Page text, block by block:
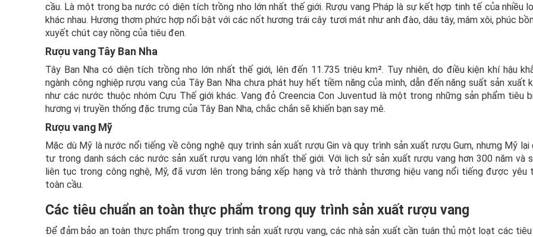
cầu. Là một trong ba nước có diện tích trồng nho lớn nhất thế giới. Rượu vang Pháp là sự kết hợp tinh tế của nhiều
khác nhau. Hương thơm phức hợp nổi bật với các nốt hương trái cây tươi mát như anh đào, dâu tây, mâm xôi, phúc
xuyết chút cay nồng của tiêu đen.
Rượu vang Tây Ban Nha
Tây Ban Nha có diện tích trồng nho lớn nhất thế giới, lên đến 11.735 triệu km². Tuy nhiên, do điều kiện khí hậu
ngành công nghiệp rượu vang của Tây Ban Nha chưa phát huy hết tiềm năng của mình, dẫn đến năng suất sản xuất
như các nước thuộc nhóm Cựu Thế giới khác. Vang đỏ Creencia Con Juventud là một trong những sản phẩm tiêu
hương vị truyền thống đặc trưng của Tây Ban Nha, chắc chắn sẽ khiến bạn say mê.
Rượu vang Mỹ
Mặc dù Mỹ là nước nổi tiếng về công nghệ quy trình sản xuất rượu Gin và quy trình sản xuất rượu Gum, nhưng Mỹ
tư trong danh sách các nước sản xuất rượu vang lớn nhất thế giới. Với lịch sử sản xuất rượu vang hơn 300 năm và
liên tục trong công nghệ, Mỹ, đã vươn lên trong bảng xếp hạng và trở thành thương hiệu vang nổi tiếng được yêu
toàn cầu.
Các tiêu chuẩn an toàn thực phẩm trong quy trình sản xuất rượu vang
Để đảm bảo an toàn thực phẩm trong quy trình sản xuất rượu vang, các nhà sản xuất cần tuân thủ một loạt các tiêu